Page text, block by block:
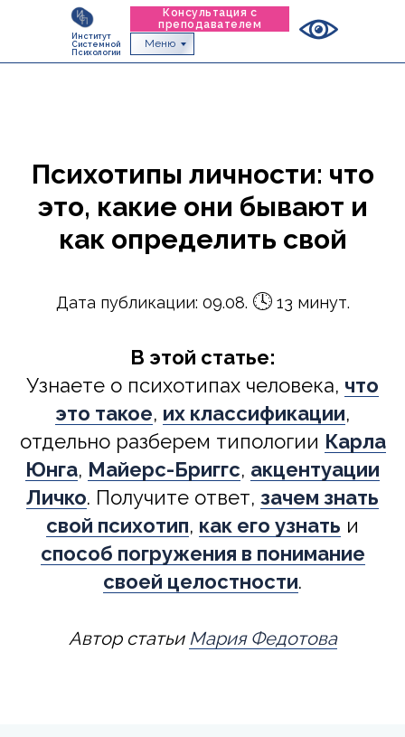
Институт
Системной
Психологии
Консультация с
преподавателем
Меню
Психотипы личности: что
это, какие они бывают и
как определить свой
Дата публикации: 09.08. 🕓13 минут.
В этой статье:
Узнаете о психотипах человека, что
это такое, их классификации,
отдельно разберем типологии Карла
Юнга, Майерс-Бриггс, акцентуации
Личко. Получите ответ, зачем знать
свой психотип, как его узнать и
способ погружения в понимание
своей целостности.
Автор статьи Мария Федотова